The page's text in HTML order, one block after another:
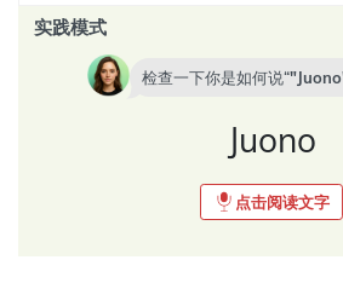
实践模式
检查一下你是如何说“ Juono
Juono
点击阅读文字